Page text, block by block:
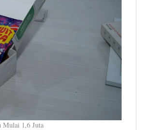
Mulai 1,6 Juta